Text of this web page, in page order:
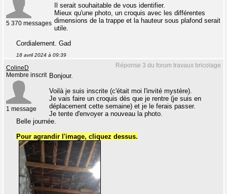
5 370 messages
Il serait souhaitable de vous identifier.
Mieux qu'une photo, un croquis avec les différentes
dimensions de la trappe et la hauteur sous plafond serait
utile.
Cordialement. Gad
18 avril 2024 à 09:39
Réponse 3 du forum travaux bricolage
ColineD
Membre inscrit
1 message
Bonjour.
Voilà je suis inscrite (c'était moi l'invité mystère).
Je vais faire un croquis dès que je rentre (je suis en
déplacement cette semaine) et je le ferais passer.
Je tente d'envoyer a nouveau la photo.
Belle journée.
Pour agrandir l'image, cliquez dessus.